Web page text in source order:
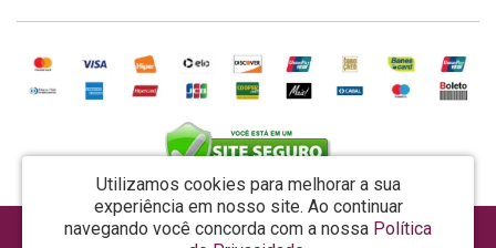
Utilizamos cookies para melhorar a sua
experiência em nosso site. Ao continuar
navegando você concorda com a nossa Política
AROMA & MAGIA MANUF DE PROD COSMECEUTICOS LTDA EPP - CNPJ: 81.362.295/0001-48